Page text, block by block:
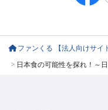
ファンくる 【法人向けサイ
> 日本食の可能性を探れ！～